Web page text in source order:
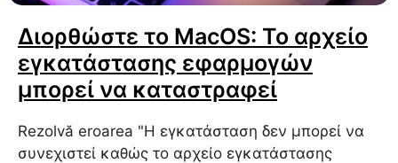
Διορθώστε το MacOS: Το αρχείο
εγκατάστασης εφαρμογών
μπορεί να καταστραφεί
Rezolvă eroarea "Η εγκατάσταση δεν μπορεί να
συνεχιστεί καθώς το αρχείο εγκατάστασης